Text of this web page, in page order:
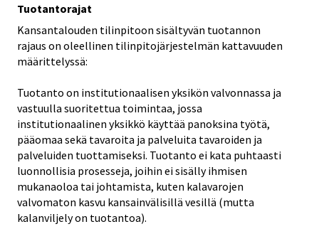
Tuotantorajat
Kansantalouden tilinpitoon sisältyvän tuotannon
rajaus on oleellinen tilinpitojärjestelmän kattavuuden
määrittelyssä:
Tuotanto on institutionaalisen yksikön valvonnassa ja
vastuulla suoritettua toimintaa, jossa
institutionaalinen yksikkö käyttää panoksina työtä,
pääomaa sekä tavaroita ja palveluita tavaroiden ja
palveluiden tuottamiseksi. Tuotanto ei kata puhtaasti
luonnollisia prosesseja, joihin ei sisälly ihmisen
mukanaoloa tai johtamista, kuten kalavarojen
valvomaton kasvu kansainvälisillä vesillä (mutta
kalanviljely on tuotantoa).